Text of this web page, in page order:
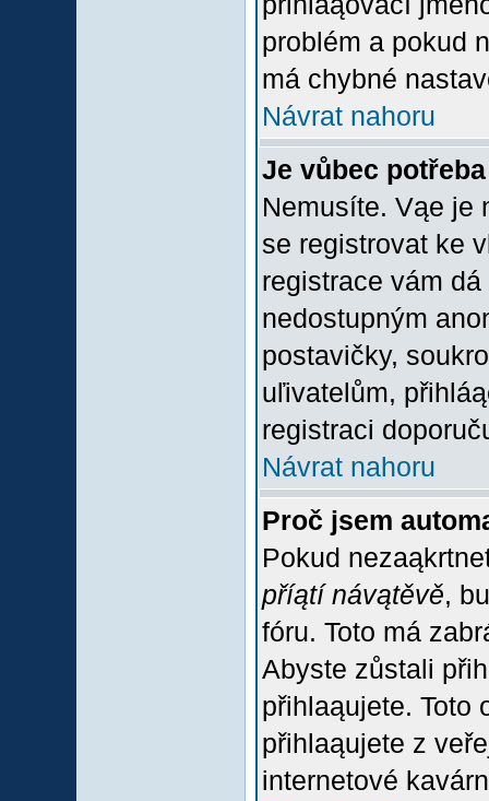
problém a pokud
má chybné
Návrat nahoru
Je vůbec
Nemusíte. Vąe je
se registrovat ke
registrace vám
nedostupným
postavičky,
uľivatelům,
registraci
Návrat nahoru
Proč jsem
Pokud
příątí návątěvě,
fóru. Toto má
Abyste zůstali
přihlaąujete. Toto
přihlaąujete z
internetové